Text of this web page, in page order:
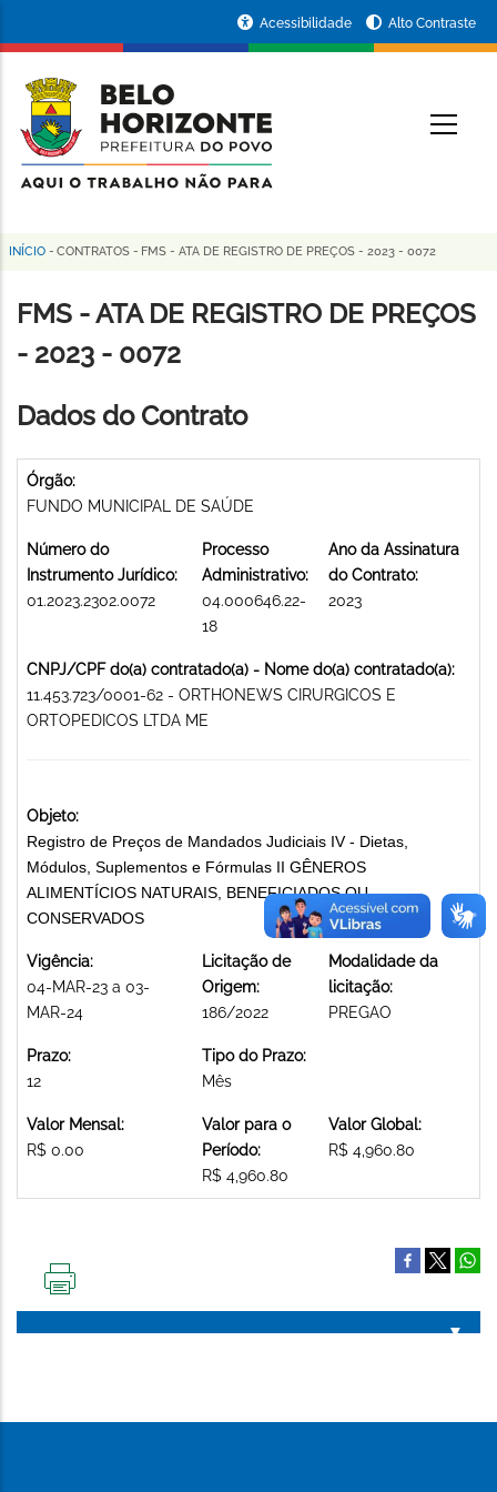
conteúdo
principal
da
Prefeitura
de
Horizonte
Acessibilidade Alto Contraste
Trilha
de
navegação
INÍCIO - CONTRATOS - FMS - ATA DE REGISTRO DE PREÇOS - 2023 - 0072
FMS - ATA DE REGISTRO DE PREÇOS
- 2023 - 0072
Dados do Contrato
Órgão:
FUNDO MUNICIPAL DE SAÚDE
Número do
Instrumento Jurídico:
01.2023.2302.0072
Processo
Administrativo:
04.000646.22-
18
Ano da Assinatura
do Contrato:
2023
CNPJ/CPF do(a) contratado(a) - Nome do(a) contratado(a):
11.453.723/0001-62 - ORTHONEWS CIRURGICOS E
ORTOPEDICOS LTDA ME
Objeto:
Registro de Preços de Mandados Judiciais IV - Dietas,
Módulos, Suplementos e Fórmulas II GÊNEROS
ALIMENTÍCIOS NATURAIS, BENEFICIADOS OU
CONSERVADOS
Vigência:
04-MAR-23 a 03-
MAR-24
Licitação de
Origem:
186/2022
Modalidade da
licitação:
PREGAO
Prazo:
12
Tipo do Prazo:
Mês
Valor Mensal:
R$ 0.00
Valor para o
Período:
R$ 4,960.80
Valor Global:
R$ 4,960.80
PÁGINA